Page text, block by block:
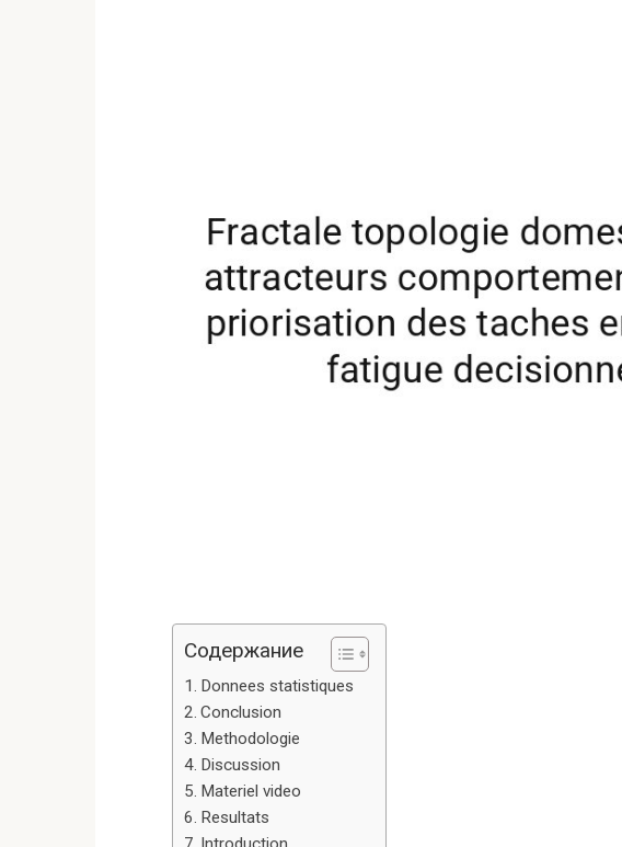
Содержание
Donnees statistiques
Conclusion
Methodologie
Discussion
Materiel video
Resultats